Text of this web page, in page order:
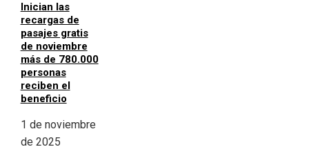
Inician las
recargas de
pasajes gratis
de noviembre
más de 780.000
personas
reciben el
beneficio
1 de noviembre
de 2025